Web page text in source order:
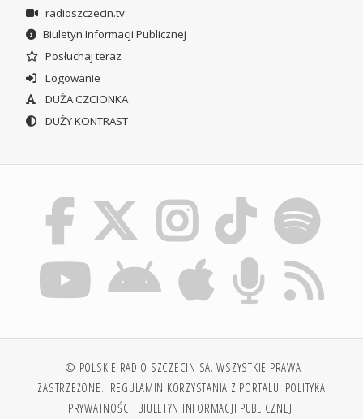
radioszczecin.tv
Biuletyn Informacji Publicznej
Posłuchaj teraz
Logowanie
DUŻA CZCIONKA
DUŻY KONTRAST
© POLSKIE RADIO SZCZECIN SA. WSZYSTKIE PRAWA
ZASTRZEŻONE. REGULAMIN KORZYSTANIA Z PORTALU POLITYKA
PRYWATNOŚCI BIULETYN INFORMACJI PUBLICZNEJ